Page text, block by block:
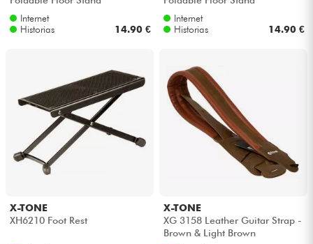
Internet
Historias
14.90 €
Internet
Historias
14.90 €
X-TONE
XH6210 Foot Rest
X-TONE
XG 3158 Leather Guitar Strap -
Brown & Light Brown